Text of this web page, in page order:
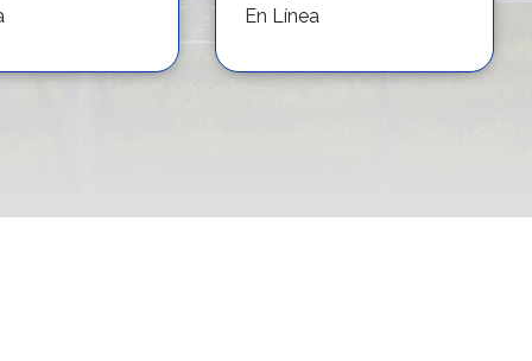
En Línea